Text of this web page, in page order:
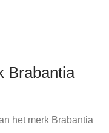
Brabantia
het merk Brabantia